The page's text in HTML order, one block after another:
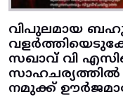
വിപുലമായ
സഖാവ് വി
സാഹചര്യത്തിൽ
നമുക്ക്